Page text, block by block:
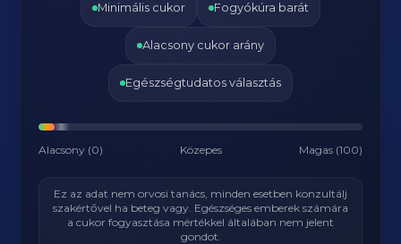
Minimális cukor Fogyókúra barát
Alacsony cukor arány
Egészségtudatos választás
Alacsony (0) Közepes Magas (100)
Ez az adat nem orvosi tanács, minden esetben konzultálj
szakértővel ha beteg vagy. Egészséges emberek számára
a cukor fogyasztása mértékkel általában nem jelent
gondot.